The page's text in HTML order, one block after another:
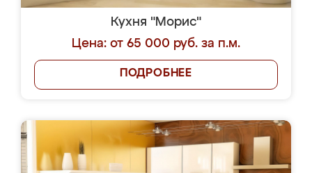
Кухня "Морис"
Цена: от 65 000 руб. за п.м.
ПОДРОБНЕЕ